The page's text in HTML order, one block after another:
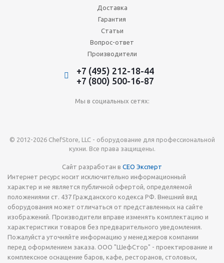
Доставка
Гарантия
Статьи
Вопрос-ответ
Производители
+7 (495) 212-18-44
+7 (800) 500-16-87
Мы в социальных сетях:
© 2012-2026 ChefStore, LLC - оборудование для профессиональной
кухни. Все права защищены.
Сайт разработан в СЕО Эксперт
Интернет ресурс носит исключительно информационный
характер и не является публичной офертой, определяемой
положениями ст. 437 Гражданского кодекса РФ. Внешний вид
оборудования может отличаться от представленных на сайте
изображений. Производители вправе изменять комплектацию и
характеристики товаров без предварительного уведомления.
Пожалуйста уточняйте информацию у менеджеров компании
перед оформлением заказа. ООО "ШефСтор" - проектирование и
комплексное оснащение баров, кафе, ресторанов, столовых,